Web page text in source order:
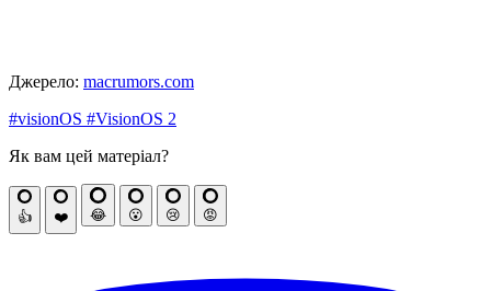
Джерело: macrumors.com
#visionOS #VisionOS 2
Як вам цей матеріал?
👍 ❤️ 😂 😮 😢 😡